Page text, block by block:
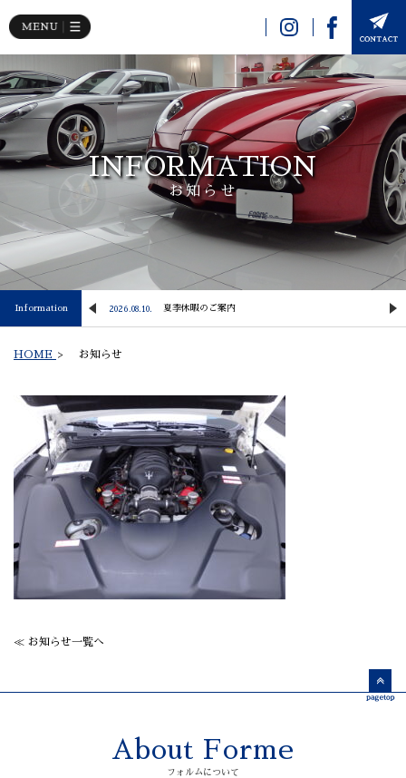
INFORMATION
お知らせ
Information 2026.08.10. 夏季休暇のご案内
HOME > お知らせ
≪ お知らせ一覧へ
About Forme
フォルムについて